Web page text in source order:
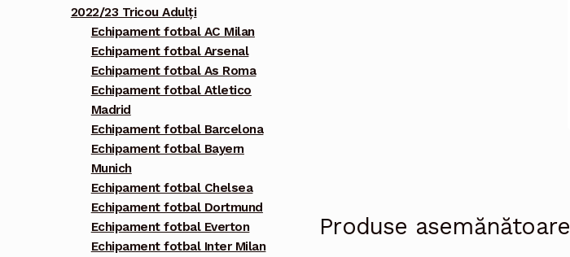
Produse asemănătoare
2022/23 Tricou Adulți
Echipament fotbal AC Milan
Echipament fotbal Arsenal
Echipament fotbal As Roma
Echipament fotbal Atletico
Madrid
Echipament fotbal Barcelona
Echipament fotbal Bayern
Munich
Echipament fotbal Chelsea
Echipament fotbal Dortmund
Echipament fotbal Everton
Echipament fotbal Inter Milan